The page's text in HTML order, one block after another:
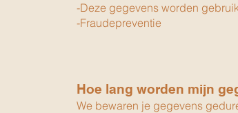
-Deze gegevens worden
-Fraudepreventie
Hoe lang worden mijn
We bewaren je gegevens